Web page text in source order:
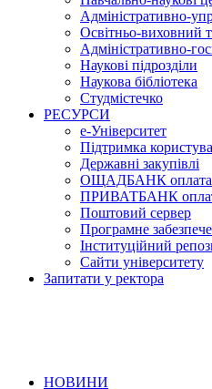
Адміністративно-
Освітньо-виховний
Адміністративно-
Наукові підрозділи
Наукова бібліотека
Студмістечко
РЕСУРСИ
е-Університет
Підтримка
Державні закупівлі
ОЩАДБАНК оплата
ПРИВАТБАНК
Поштовий сервер
Програмне
Інституційний
Сайти університету
Запитати у ректора
НОВИНИ